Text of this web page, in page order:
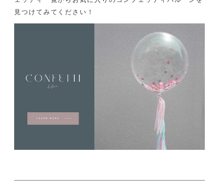
見つけてみてください！